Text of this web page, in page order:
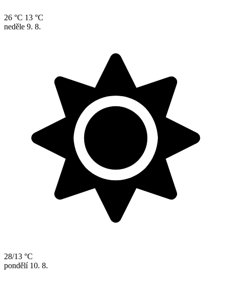
26 °C 13 °C
neděle 9. 8.
28/13 °C
pondělí 10. 8.